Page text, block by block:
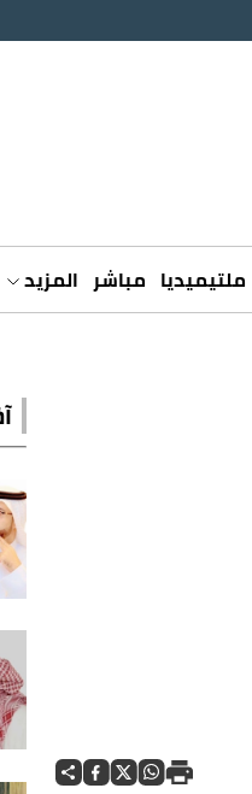
ملتيميديا مباشر المزيد